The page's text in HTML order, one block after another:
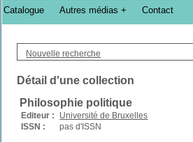
Nouvelle recherche
Détail d'une collection
Philosophie politique
Editeur :
Université de Bruxelles
ISSN :
pas d'ISSN
Catalogue Autres médias Contact